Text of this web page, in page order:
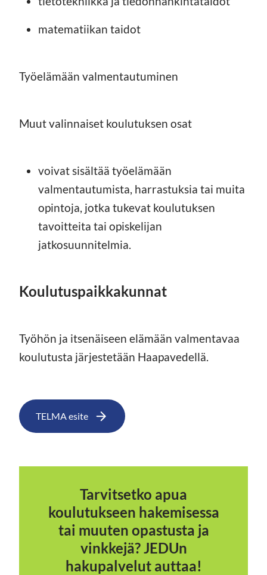
matematiikan taidot
Työelämään valmentautuminen
Muut valinnaiset koulutuksen osat
voivat sisältää työelämään
valmentautumista, harrastuksia tai muita
opintoja, jotka tukevat koulutuksen
tavoitteita tai opiskelijan
jatkosuunnitelmia.
Koulutuspaikkakunnat
Työhön ja itsenäiseen elämään valmentavaa
koulutusta järjestetään Haapavedellä.
TELMA esite
Tarvitsetko apua
koulutukseen hakemisessa
tai muuten opastusta ja
vinkkejä? JEDUn
hakupalvelut auttaa!